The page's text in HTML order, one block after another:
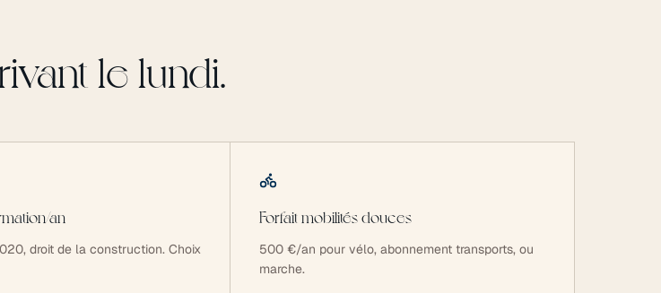
le lundi.
an
droit de la construction. Choix
Forfait mobilités douces
500 €/an pour vélo, abonnement transports, ou
marche.